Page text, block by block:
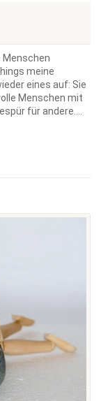
Menschen
meine
eines auf: Sie
Menschen mit
für andere....